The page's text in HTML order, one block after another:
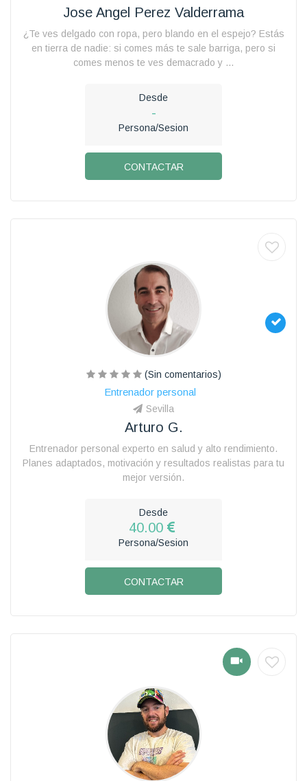
Jose Angel Perez Valderrama
¿Te ves delgado con ropa, pero blando en el espejo? Estás
en tierra de nadie: si comes más te sale barriga, pero si
comes menos te ves demacrado y ...
Desde
-
Persona/Sesion
CONTACTAR
(Sin comentarios)
Entrenador personal
Sevilla
Arturo G.
Entrenador personal experto en salud y alto rendimiento.
Planes adaptados, motivación y resultados realistas para tu
mejor versión.
Desde
40.00
Persona/Sesion
CONTACTAR